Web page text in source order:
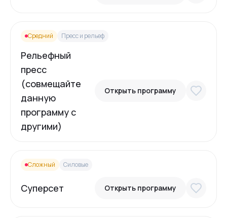
Средний Пресс и рельеф
Рельефный
пресс
(совмещайте
данную
программу с
другими)
Открыть программу
Сложный Силовые
Суперсет Открыть программу